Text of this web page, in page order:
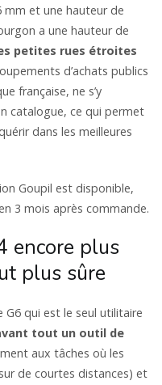
mm et une hauteur de
a une hauteur de
petites rues étroites
d’achats publics
française, ne s’y
catalogue, ce qui permet
dans les meilleures
Goupil est disponible,
3 mois après commande.
encore plus
plus sûre
G6 qui est le seul utilitaire
tout un outil de
aux tâches où les
de courtes distances) et